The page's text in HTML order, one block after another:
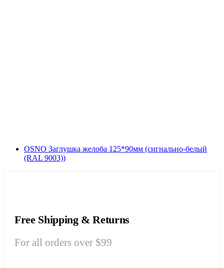
OSNO Заглушка желоба 125*90мм (сигнально-белый
(RAL 9003))
Free Shipping & Returns
For all orders over $99